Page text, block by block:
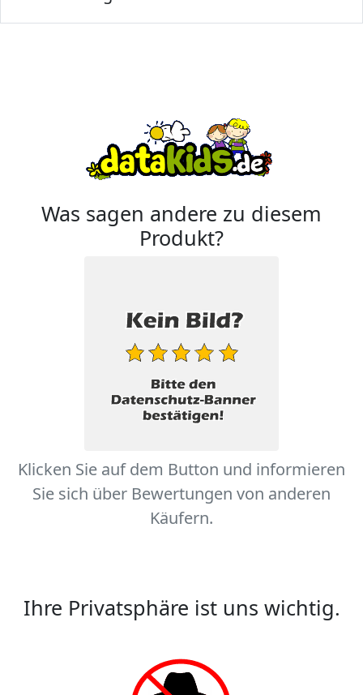
Was sagen andere zu diesem
Produkt?
Klicken Sie auf dem Button und informieren
Sie sich über Bewertungen von anderen
Käufern.
Ihre Privatsphäre ist uns wichtig.